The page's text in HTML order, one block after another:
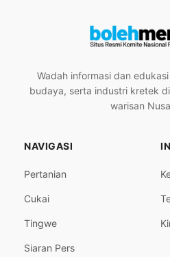
Wadah informasi dan
budaya, serta industri kretek
warisan
NAVIGASI
Pertanian
Cukai
Tingwe
Siaran Pers